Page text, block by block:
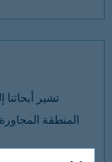
تشير